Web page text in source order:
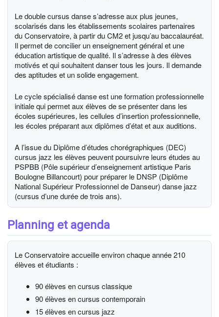
Le double cursus danse s’adresse aux plus jeunes,
scolarisés dans les établissements scolaires partenaires
du Conservatoire, à partir du CM2 et jusqu’au baccalauréat.
Il permet de concilier un enseignement général et une
éducation artistique de qualité. Il s’adresse à des élèves
motivés et qui souhaitent danser tous les jours. Il demande
des aptitudes et un solide engagement.
Le cycle spécialisé danse est une formation professionnelle
initiale qui permet aux élèves de se présenter dans les
écoles supérieures, les cellules d’insertion professionnelle,
les écoles préparant aux diplômes d’état et aux auditions.
A l’issue du Diplôme d’études chorégraphiques (DEC)
cursus jazz les élèves peuvent poursuivre leurs études au
PSPBB (Pôle supérieur d’enseignement artistique Paris
Boulogne Billancourt) pour préparer le DNSP (Diplôme
National Supérieur Professionnel de Danseur) danse jazz
(cursus d’une durée de trois ans).
Planning et agenda
Le Conservatoire accueille environ chaque année 210
élèves et étudiants :
90 élèves en cursus classique
90 élèves en cursus contemporain
15 élèves en cursus jazz